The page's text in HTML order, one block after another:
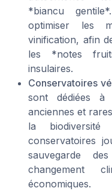
*biancu
optimiser les
vinification, afin
les *notes
insulaires.
Conservatoires
sont dédiées à
anciennes et
la
conservatoires
sauvegarde
changement
économiques.